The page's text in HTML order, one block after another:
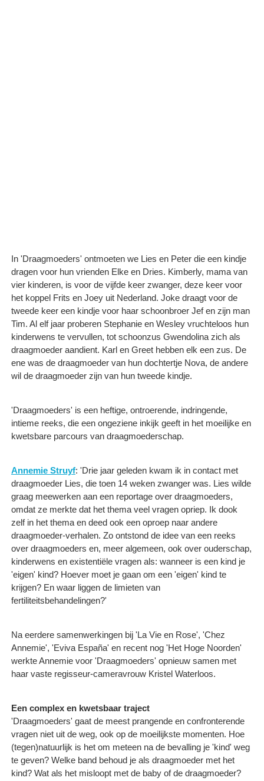
In 'Draagmoeders' ontmoeten we Lies en Peter die een kindje
dragen voor hun vrienden Elke en Dries. Kimberly, mama van
vier kinderen, is voor de vijfde keer zwanger, deze keer voor
het koppel Frits en Joey uit Nederland. Joke draagt voor de
tweede keer een kindje voor haar schoonbroer Jef en zijn man
Tim. Al elf jaar proberen Stephanie en Wesley vruchteloos hun
kinderwens te vervullen, tot schoonzus Gwendolina zich als
draagmoeder aandient. Karl en Greet hebben elk een zus. De
ene was de draagmoeder van hun dochtertje Nova, de andere
wil de draagmoeder zijn van hun tweede kindje.
'Draagmoeders' is een heftige, ontroerende, indringende,
intieme reeks, die een ongeziene inkijk geeft in het moeilijke en
kwetsbare parcours van draagmoederschap.
Annemie Struyf: 'Drie jaar geleden kwam ik in contact met
draagmoeder Lies, die toen 14 weken zwanger was. Lies wilde
graag meewerken aan een reportage over draagmoeders,
omdat ze merkte dat het thema veel vragen opriep. Ik dook
zelf in het thema en deed ook een oproep naar andere
draagmoeder-verhalen. Zo ontstond de idee van een reeks
over draagmoeders en, meer algemeen, ook over ouderschap,
kinderwens en existentiële vragen als: wanneer is een kind je
'eigen' kind? Hoever moet je gaan om een 'eigen' kind te
krijgen? En waar liggen de limieten van
fertiliteitsbehandelingen?'
Na eerdere samenwerkingen bij 'La Vie en Rose', 'Chez
Annemie', 'Eviva España' en recent nog 'Het Hoge Noorden'
werkte Annemie voor 'Draagmoeders' opnieuw samen met
haar vaste regisseur-cameravrouw Kristel Waterloos.
Een complex en kwetsbaar traject
'Draagmoeders' gaat de meest prangende en confronterende
vragen niet uit de weg, ook op de moeilijkste momenten. Hoe
(tegen)natuurlijk is het om meteen na de bevalling je 'kind' weg
te geven? Welke band behoud je als draagmoeder met het
kind? Wat als het misloopt met de baby of de draagmoeder?